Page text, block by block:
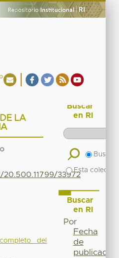
LA
33972
del
Buscar
en RI
Buscar
Esta
Buscar
en RI
Por
Fecha
de
publicación